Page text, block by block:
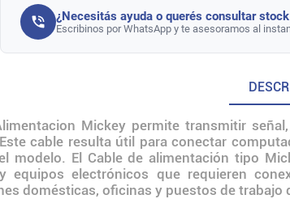
¿Necesitás ayuda o querés consultar
Escribinos por WhatsApp y te asesoramos al
Mickey permite transmitir
cable resulta útil para conectar
modelo. El Cable de alimentación tipo
equipos electrónicos que requieren
domésticas, oficinas y puestos de